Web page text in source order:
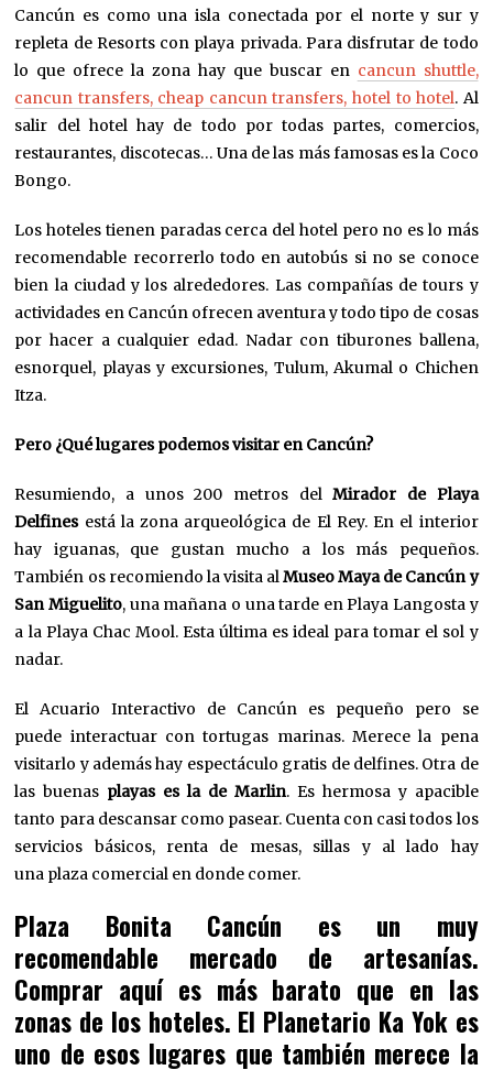
Cancún es como una isla conectada por el norte y sur y
repleta de Resorts con playa privada. Para disfrutar de todo
lo que ofrece la zona hay que buscar en cancun shuttle,
cancun transfers, cheap cancun transfers, hotel to hotel. Al
salir del hotel hay de todo por todas partes, comercios,
restaurantes, discotecas… Una de las más famosas es la Coco
Bongo.
Los hoteles tienen paradas cerca del hotel pero no es lo más
recomendable recorrerlo todo en autobús si no se conoce
bien la ciudad y los alrededores. Las compañías de tours y
actividades en Cancún ofrecen aventura y todo tipo de cosas
por hacer a cualquier edad. Nadar con tiburones ballena,
esnorquel, playas y excursiones, Tulum, Akumal o Chichen
Itza.
Pero ¿Qué lugares podemos visitar en Cancún?
Resumiendo, a unos 200 metros delMirador de Playa
Delfinesestá la zona arqueológica de El Rey. En el interior
hay iguanas, que gustan mucho a los más pequeños.
También os recomiendo la visita alMuseo Maya de Cancún y
San Miguelito, una mañana o una tarde en Playa Langosta y
a la Playa Chac Mool. Esta última es ideal para tomar el sol y
nadar.
El Acuario Interactivo de Cancún es pequeño pero se
puede interactuar con tortugas marinas. Merece la pena
visitarlo y además hay espectáculo gratis de delfines. Otra de
las buenas playas es la de Marlin. Es hermosa y apacible
tanto para descansar como pasear. Cuenta con casi todos los
servicios básicos, renta de mesas, sillas y al lado hay
una plaza comercial en donde comer.
Plaza Bonita Cancún es un muy
recomendable mercado de artesanías.
Comprar aquí es más barato que en las
zonas de los hoteles. El Planetario Ka Yok es
uno de esos lugares que también merece la